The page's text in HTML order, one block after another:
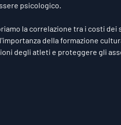
psicologico.
la correlazione tra i costi
della formazione
degli atleti e proteggere gli